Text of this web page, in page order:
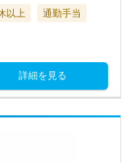
以上
通勤手当
詳細を見る